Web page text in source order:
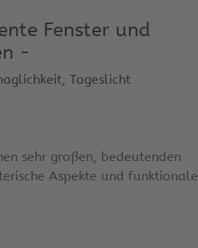
Fenster und
-
Tageslicht
sehr großen, bedeutenden
Aspekte und funktionale